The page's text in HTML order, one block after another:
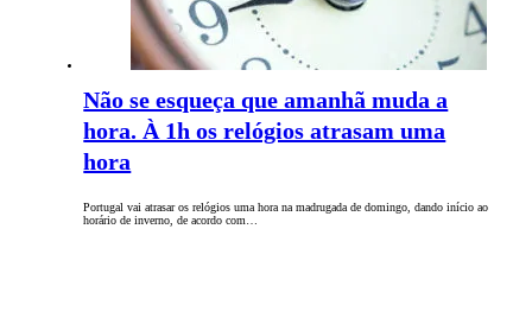
Não se esqueça que amanhã muda a
hora. À 1h os relógios atrasam uma
hora
Portugal vai atrasar os relógios uma hora na madrugada de domingo, dando início ao
horário de inverno, de acordo com…